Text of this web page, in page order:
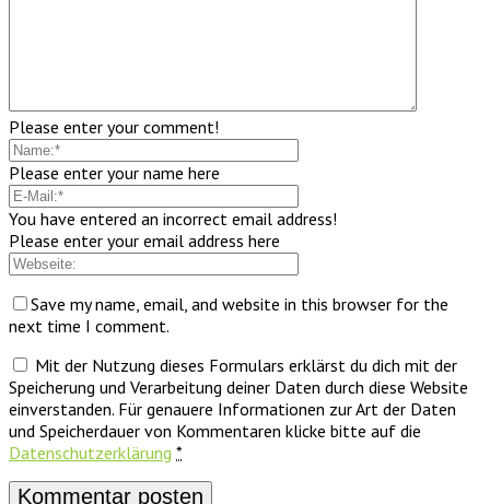
Please enter your comment!
Please enter your name here
You have entered an incorrect email address!
Please enter your email address here
Save my name, email, and website in this browser for the
next time I comment.
Mit der Nutzung dieses Formulars erklärst du dich mit der
Speicherung und Verarbeitung deiner Daten durch diese Website
einverstanden. Für genauere Informationen zur Art der Daten
und Speicherdauer von Kommentaren klicke bitte auf die
Datenschutzerklärung *